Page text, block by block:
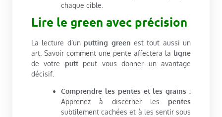
chaque cible.
Lire le green avec précision
La lecture d’un putting green est tout aussi un
art. Savoir comment une pente affectera la ligne
de votre puttpeut vous donner un avantage
décisif.
Comprendre les pentes et les grains :
Apprenez à discerner les pentes
subtilement cachées et à les sentir sous